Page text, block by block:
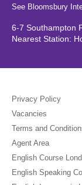
See Bloomsbury
6-7 Southampton
Nearest Station:
Privacy Policy
Vacancies
Terms and
Agent Area
English Course
English Speaking